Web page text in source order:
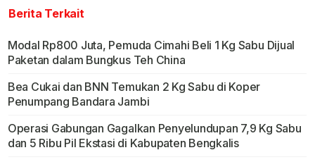
Berita Terkait
Modal Rp800 Juta, Pemuda Cimahi Beli 1 Kg Sabu Dijual
Paketan dalam Bungkus Teh China
Bea Cukai dan BNN Temukan 2 Kg Sabu di Koper
Penumpang Bandara Jambi
Operasi Gabungan Gagalkan Penyelundupan 7,9 Kg Sabu
dan 5 Ribu Pil Ekstasi di Kabupaten Bengkalis